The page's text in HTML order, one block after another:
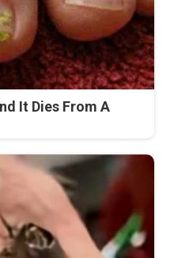
It Dies From A